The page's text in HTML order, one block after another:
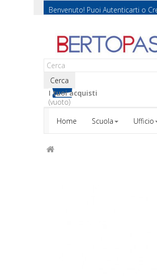
Benvenuto! Puoi Autenticarti o
Cerca
I tuoi acquisti
(vuoto)
Home
Scuola Ufficio